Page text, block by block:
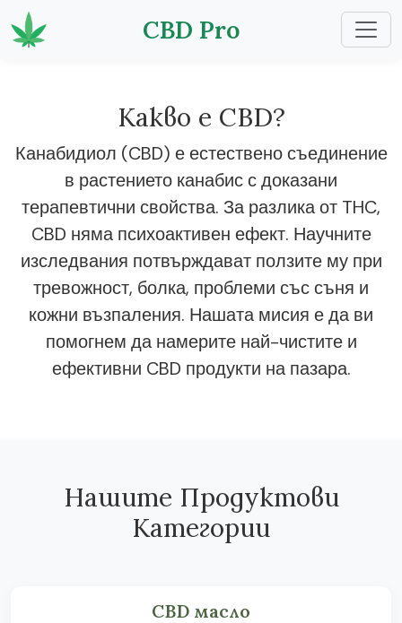
CBD Pro
Какво е CBD?
Канабидиол (CBD) е естествено съединение
в растението канабис с доказани
терапевтични свойства. За разлика от THC,
CBD няма психоактивен ефект. Научните
изследвания потвърждават ползите му при
тревожност, болка, проблеми със съня и
кожни възпаления. Нашата мисия е да ви
помогнем да намерите най-чистите и
ефективни CBD продукти на пазара.
Нашите Продуктови
Категории
CBD масло